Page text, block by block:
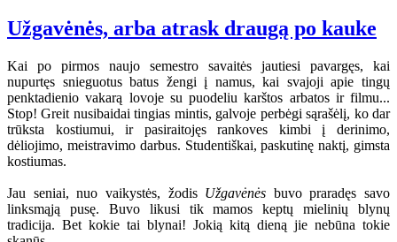
Užgavėnės, arba atrask draugą po kauke
Kai po pirmos naujo semestro savaitės jautiesi pavargęs, kai
nupurtęs snieguotus batus žengi į namus, kai svajoji apie tingų
penktadienio vakarą lovoje su puodeliu karštos arbatos ir filmu...
Stop! Greit nusibaidai tingias mintis, galvoje perbėgi sąrašėlį, ko dar
trūksta kostiumui, ir pasiraitojęs rankoves kimbi į derinimo,
dėliojimo, meistravimo darbus. Studentiškai, paskutinę naktį, gimsta
kostiumas.
Jau seniai, nuo vaikystės, žodis Užgavėnės buvo praradęs savo
linksmąją pusę. Buvo likusi tik mamos keptų mielinių blynų
tradicija. Bet kokie tai blynai! Jokią kitą dieną jie nebūna tokie